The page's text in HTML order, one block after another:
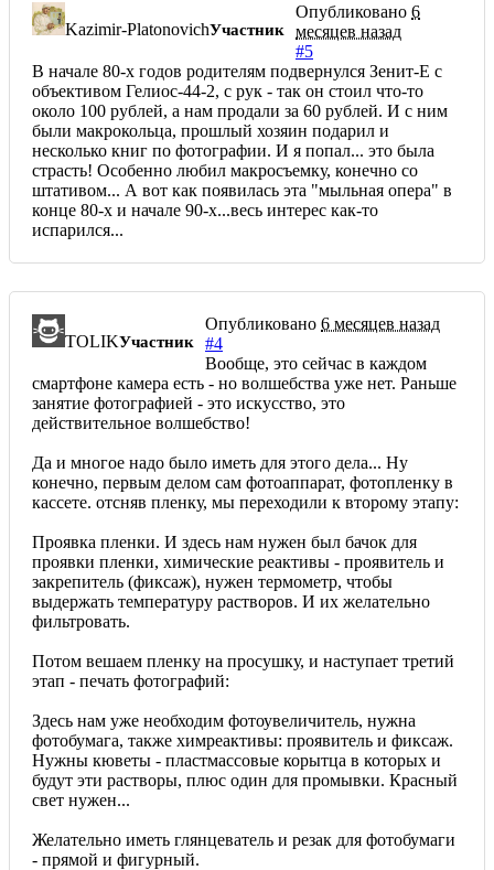
Kazimir-PlatonovichУчастник
Опубликовано 6
месяцев назад
#5
В начале 80-х годов родителям подвернулся Зенит-Е с
объективом Гелиос-44-2, с рук - так он стоил что-то
около 100 рублей, а нам продали за 60 рублей. И с ним
были макрокольца, прошлый хозяин подарил и
несколько книг по фотографии. И я попал... это была
страсть! Особенно любил макросъемку, конечно со
штативом... А вот как появилась эта "мыльная опера" в
конце 80-х и начале 90-х...весь интерес как-то
испарился...
TOLIKУчастник
Опубликовано 6 месяцев назад
#4
Вообще, это сейчас в каждом
смартфоне камера есть - но волшебства уже нет. Раньше
занятие фотографией - это искусство, это
действительное волшебство!
Да и многое надо было иметь для этого дела... Ну
конечно, первым делом сам фотоаппарат, фотопленку в
кассете. отсняв пленку, мы переходили к второму этапу:
Проявка пленки. И здесь нам нужен был бачок для
проявки пленки, химические реактивы - проявитель и
закрепитель (фиксаж), нужен термометр, чтобы
выдержать температуру растворов. И их желательно
фильтровать.
Потом вешаем пленку на просушку, и наступает третий
этап - печать фотографий:
Здесь нам уже необходим фотоувеличитель, нужна
фотобумага, также химреактивы: проявитель и фиксаж.
Нужны кюветы - пластмассовые корытца в которых и
будут эти растворы, плюс один для промывки. Красный
свет нужен...
Желательно иметь глянцеватель и резак для фотобумаги
- прямой и фигурный.